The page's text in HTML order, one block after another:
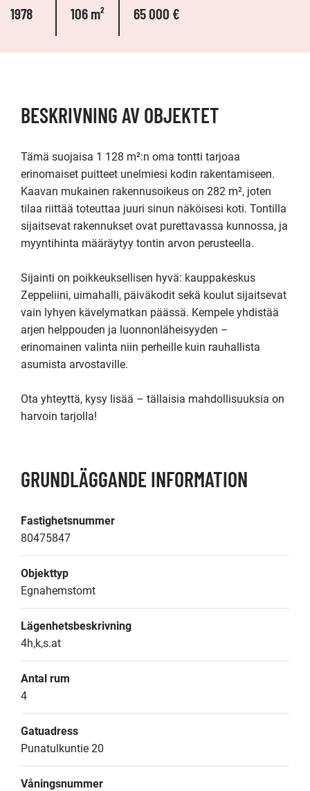
1978 106 m² 65 000 €
BESKRIVNING AV OBJEKTET
Tämä suojaisa 1 128 m²:n oma tontti tarjoaa
erinomaiset puitteet unelmiesi kodin rakentamiseen.
Kaavan mukainen rakennusoikeus on 282 m², joten
tilaa riittää toteuttaa juuri sinun näköisesi koti. Tontilla
sijaitsevat rakennukset ovat purettavassa kunnossa, ja
myyntihinta määräytyy tontin arvon perusteella.
Sijainti on poikkeuksellisen hyvä: kauppakeskus
Zeppeliini, uimahalli, päiväkodit sekä koulut sijaitsevat
vain lyhyen kävelymatkan päässä. Kempele yhdistää
arjen helppouden ja luonnonläheisyyden –
erinomainen valinta niin perheille kuin rauhallista
asumista arvostaville.
Ota yhteyttä, kysy lisää – tällaisia mahdollisuuksia on
harvoin tarjolla!
GRUNDLÄGGANDE INFORMATION
Fastighetsnummer
80475847
Objekttyp
Egnahemstomt
Lägenhetsbeskrivning
4h,k,s.at
Antal rum
4
Gatuadress
Punatulkuntie 20
Våningsnummer